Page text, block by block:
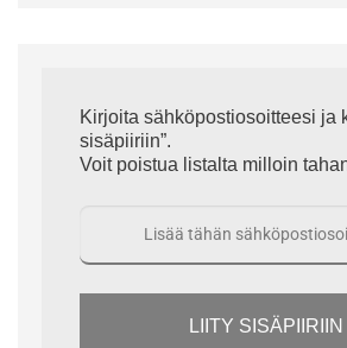
Kirjoita sähköpostiosoitteesi ja
sisäpiiriin”.
Voit poistua listalta milloin
LIITY SISÄPIIRIIN